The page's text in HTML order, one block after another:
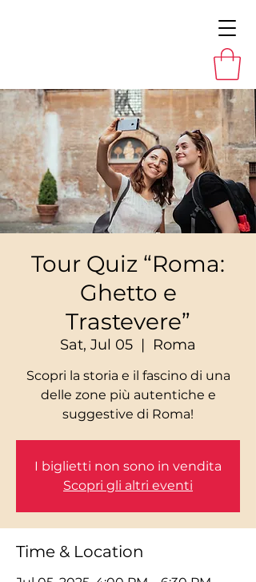
Tour Quiz “Roma:
Ghetto e
Trastevere”
Sat, Jul 05
  |
Roma
Scopri la storia e il fascino di una
delle zone più autentiche e
I biglietti non sono in vendita
Scopri gli altri eventi
Time & Location